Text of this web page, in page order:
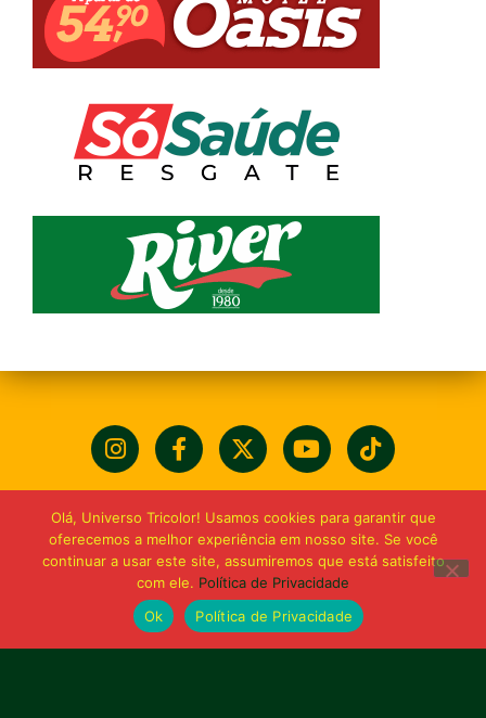
Olá, Universo Tricolor! Usamos cookies para garantir que
oferecemos a melhor experiência em nosso site. Se você
continuar a usar este site, assumiremos que está satisfeito
com ele. Política de Privacidade
Ok
Política de Privacidade